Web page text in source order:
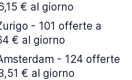
€ al giorno
- 101 offerte a
€ al giorno
- 124 offerte
€ al giorno